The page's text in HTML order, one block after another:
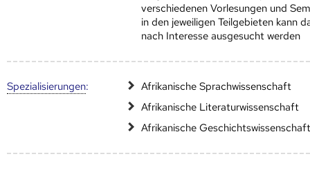
verschiedenen Vorlesungen und
in den jeweiligen Teilgebieten kann
nach Interesse ausgesucht werden
Speziali­sierungen:
Afrikanische Sprachwissenschaft
Afrikanische Literaturwissenschaft
Afrikanische